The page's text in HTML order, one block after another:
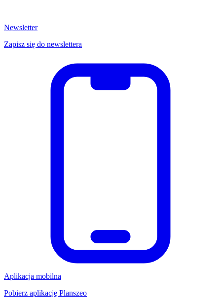
Newsletter
Zapisz się do newslettera
Aplikacja mobilna
Pobierz aplikację Planszeo